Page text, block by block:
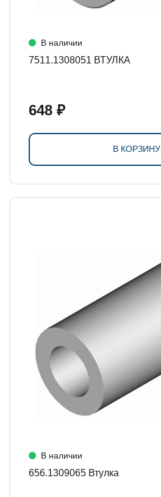
В наличии
7511.1308051 ВТУЛКА
648 ₽
В КОРЗИНУ
В наличии
656.1309065 Втулка